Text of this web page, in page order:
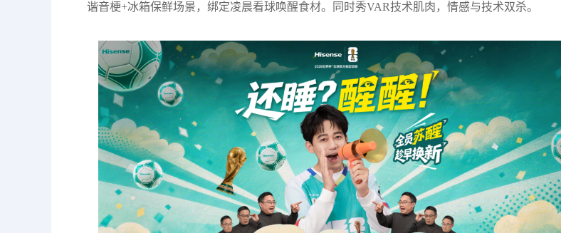
谐音梗+冰箱保鲜场景，绑定凌晨看球唤醒食材。同时秀VAR技术肌肉，情感与技术双杀。